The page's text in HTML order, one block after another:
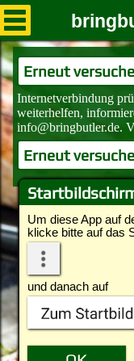
Um diese App auf
klicke bitte auf das
und danach auf
Erneut
Erneut